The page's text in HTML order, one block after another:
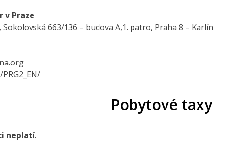
v Praze
663/136 – budova A,1. patro, Praha 8 – Karlín
Pobytové taxy
neplatí.